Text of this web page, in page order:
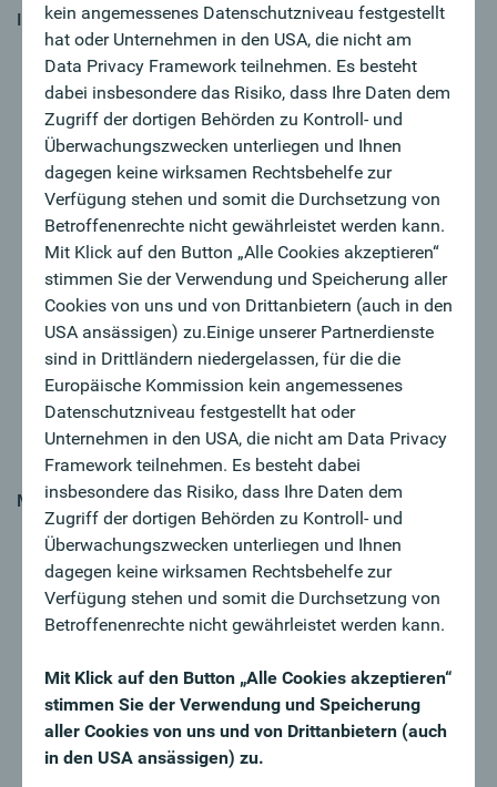
IN DETAIL
Sie sind zentrale Drehscheibe zwischen Kund:innen,
Firmenkundenberater:innen und internen
Fachabteilungen (z. B. Kreditabteilung, Online-
Banking-Abteilung)
Kompetente Betreuung und Beratung der Kunden bei
administrativen Aufgaben (z. B. zum Online-Banking
und zum Zahlungsverkehr) - per Telefon, E-Mail oder
vor Ort
Kontinuierliche Aktualisierung und Pflege der
Kundendaten sowie Dokumentation von
Gesprächsergebnissen im Customer-Relationship-
Management-System
Eigenverantwortliche Vor- und Nachbereitung von
Kundenterminen sowie Koordination des Kalenders
der Berater inkl. Unterstützung im Kreditprozess sowie
bei Ratings
MY CHALLENGE
Ihre abgeschlossene Ausbildung zum/-r
Bankkaufmann/-frau und Ihre mehrjährige
Bankerfahrung (idealerweise im Kreditgeschäft)
qualifiziert Sie für die professionelle Unterstützung
Sie sind Kommunikationstalent, Teamplayer und
haben Spaß am selbständigen Arbeiten
Ihr Auftreten ist kunden- und lösungsorientiert und Sie
gehen gerne auf Menschen zu
Sie haben Lust eine neue Filiale aktiv mitzugestalten
kein angemessenes Datenschutzniveau festgestellt
hat oder Unternehmen in den USA, die nicht am
Data Privacy Framework teilnehmen. Es besteht
dabei insbesondere das Risiko, dass Ihre Daten dem
Zugriff der dortigen Behörden zu Kontroll- und
Überwachungszwecken unterliegen und Ihnen
dagegen keine wirksamen Rechtsbehelfe zur
Verfügung stehen und somit die Durchsetzung von
Betroffenenrechte nicht gewährleistet werden kann.
Mit Klick auf den Button „Alle Cookies akzeptieren“
stimmen Sie der Verwendung und Speicherung aller
Cookies von uns und von Drittanbietern (auch in den
USA ansässigen) zu.Einige unserer Partnerdienste
sind in Drittländern niedergelassen, für die die
Europäische Kommission kein angemessenes
Datenschutzniveau festgestellt hat oder
Unternehmen in den USA, die nicht am Data Privacy
Framework teilnehmen. Es besteht dabei
insbesondere das Risiko, dass Ihre Daten dem
Zugriff der dortigen Behörden zu Kontroll- und
Überwachungszwecken unterliegen und Ihnen
dagegen keine wirksamen Rechtsbehelfe zur
Verfügung stehen und somit die Durchsetzung von
Betroffenenrechte nicht gewährleistet werden kann.
Mit Klick auf den Button „Alle Cookies akzeptieren“
stimmen Sie der Verwendung und Speicherung
aller Cookies von uns und von Drittanbietern (auch
in den USA ansässigen) zu.